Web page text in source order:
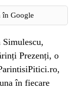
în Google
Prezenți, o
în fiecare